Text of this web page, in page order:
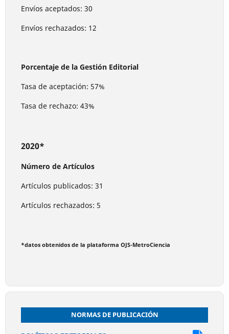
Envíos aceptados: 30
Envíos rechazados: 12
Porcentaje de la Gestión Editorial
Tasa de aceptación: 57%
Tasa de rechazo: 43%
2020*
Número de Artículos
Artículos publicados: 31
Artículos rechazados: 5
*datos obtenidos de la plataforma OJS-MetroCiencia
NORMAS DE PUBLICACIÓN